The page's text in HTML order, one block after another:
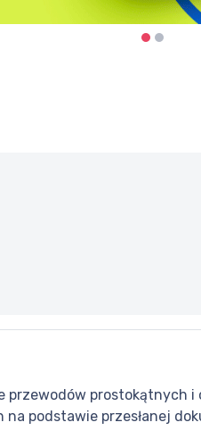
prostokątnych
podstawie przesłanej